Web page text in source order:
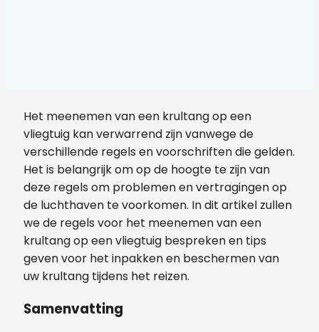
Het meenemen van een krultang op een
vliegtuig kan verwarrend zijn vanwege de
verschillende regels en voorschriften die gelden.
Het is belangrijk om op de hoogte te zijn van
deze regels om problemen en vertragingen op
de luchthaven te voorkomen. In dit artikel zullen
we de regels voor het meenemen van een
krultang op een vliegtuig bespreken en tips
geven voor het inpakken en beschermen van
uw krultang tijdens het reizen.
Samenvatting